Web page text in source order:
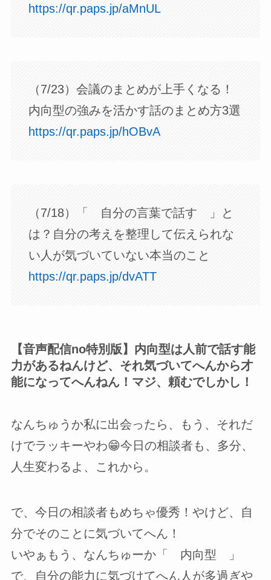
https://qr.paps.jp/aMnUL
（7/23）会議のまとめが上手くなる！
内向型の強みを活かす話のまとめ方3選
https://qr.paps.jp/hOBvA
（7/18）「 自分の言葉で話す 」と
は？自分の考えを整理して伝えられな
い人が気づいていない本当のこと
https://qr.paps.jp/dvATT
【音声配信no特別版】内向型は人前で話す能
力があるねんけど、それ気づいてへんから才
能になってへんねん！マジ、頼むでしかし！
なんちゅうか私に出会ったら、もう、それだ
けでラッキーやわ😁今日の相談者も、多分、
人生変わるよ、これから。
で、今日の相談者もめちゃ優秀！やけど、自
分でそのことに気づいてへん！
いやぁもう、なんちゅーか「 内向型 」
で、自分の能力に気づけてへん人が多過ぎや